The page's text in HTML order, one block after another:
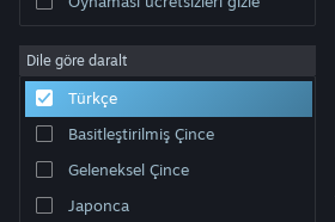
Hakkında
Destek
Dili değiştir
Dile göre daralt
Türkçe
Basitleştirilmiş Çince
Geleneksel Çince
Japonca
Yayıncı: Polyraptor Games
Sırala Uygunluk
0 sonuç aramanızla eşleşiyor. Tercihleriniz
ürün dâhil edilmedi.